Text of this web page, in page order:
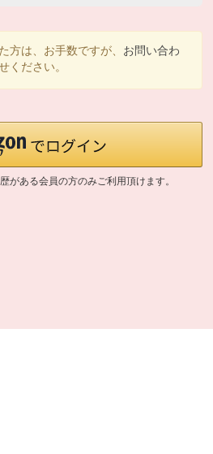
は、お手数ですが、 お問い合わ
ください。
がある会員の方のみご利用頂けます。